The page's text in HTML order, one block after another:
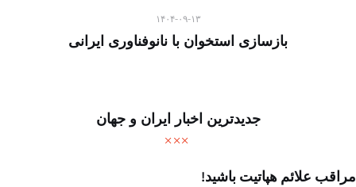
۱۴۰۴-۰۹-۱۳
بازسازی استخوان با نانوفناوری ایرانی
جدیدترین اخبار ایران و جهان
مراقب علائم هپاتیت باشید!